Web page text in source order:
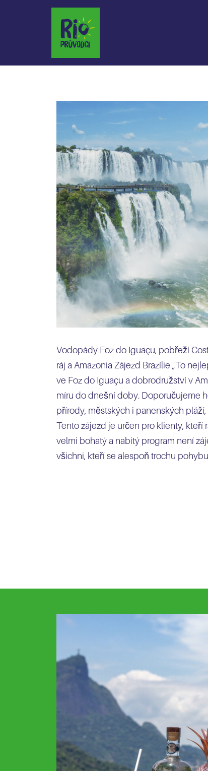
Vodopády Foz do Iguaçu, pobřeží
ráj a Amazonia Zájezd Brazílie „To
ve Foz do Iguaçu a dobrodružství v
míru do dnešní doby. Doporučujeme
přírody, městských i panenských
Tento zájezd je určen pro klienty, kteří
velmi bohatý a nabitý program není
všichni, kteří se alespoň trochu